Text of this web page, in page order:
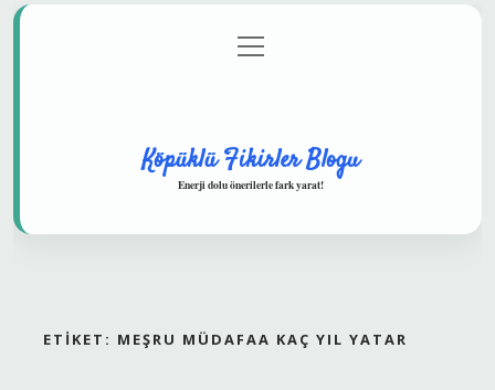
Gizlilik Politikası
menüyü
aç
Köpüklü Fikirler Blogu
Enerji dolu önerilerle fark yarat!
ETIKET: MEŞRU MÜDAFAA KAÇ YIL YATAR